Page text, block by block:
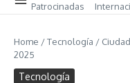
Patrocinadas
Home /Tecnología /
2025
Tecnología